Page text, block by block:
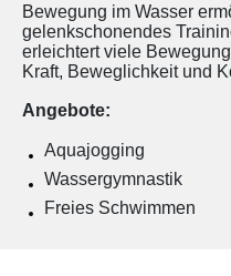
Bewegung im Wasser
gelenkschonendes
erleichtert viele
Kraft, Beweglichkeit und
Angebote:
Aquajogging
Wassergymnastik
Freies Schwimmen